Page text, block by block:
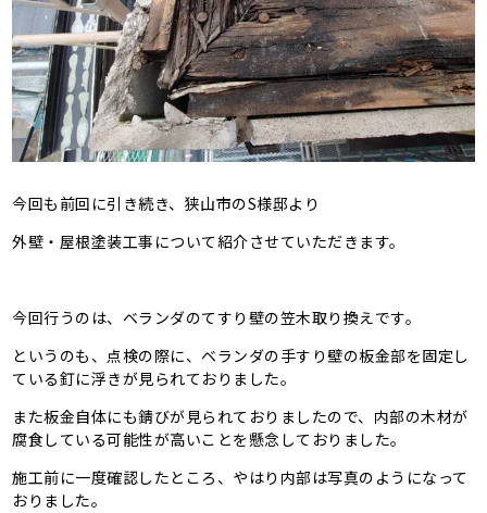
今回も前回に引き続き、狭山市のS様邸より
外壁・屋根塗装工事について紹介させていただきます。
今回行うのは、ベランダのてすり壁の笠木取り換えです。
というのも、点検の際に、ベランダの手すり壁の板金部を固定し
ている釘に浮きが見られておりました。
また板金自体にも錆びが見られておりましたので、内部の木材が
腐食している可能性が高いことを懸念しておりました。
施工前に一度確認したところ、やはり内部は写真のようになって
おりました。